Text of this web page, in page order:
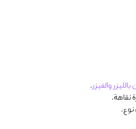
والفیزر.
نقاهة.